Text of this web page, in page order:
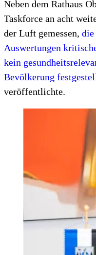
Neben dem Rathaus
Taskforce an acht
der Luft gemessen, die
Auswertungen
kein
Bevölkerung
veröffentlichte.